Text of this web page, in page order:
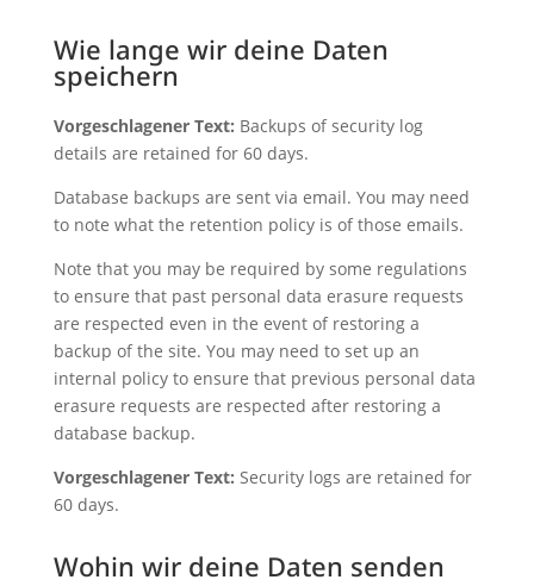
Wie lange wir deine Daten
speichern
Vorgeschlagener Text: Backups of security log
details are retained for 60 days.
Database backups are sent via email. You may need
to note what the retention policy is of those emails.
Note that you may be required by some regulations
to ensure that past personal data erasure requests
are respected even in the event of restoring a
backup of the site. You may need to set up an
internal policy to ensure that previous personal data
erasure requests are respected after restoring a
database backup.
Vorgeschlagener Text: Security logs are retained for
60 days.
Wohin wir deine Daten senden